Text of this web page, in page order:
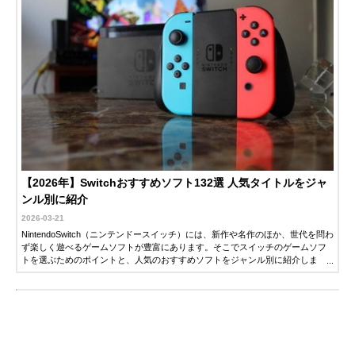
【2026年】Switchおすすめソフト132選 人気タイトルをジャ
ンル別に紹介
2026-03-21
NintendoSwitch（ニンテンドースイッチ）には、新作や名作のほか、世代を問わ
ず楽しく遊べるゲームソフトが豊富にあります。そこでスイッチのゲームソフ
トを選ぶためのポイントと、人気のおすすめソフトをジャンル別に紹介しま